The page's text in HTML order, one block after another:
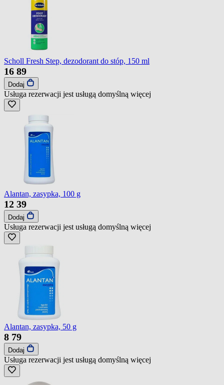
Scholl Fresh Step, dezodorant do stóp, 150 ml
16 89
Dodaj
Usługa rezerwacji jest usługą domyślną więcej
Alantan, zasypka, 100 g
12 39
Dodaj
Usługa rezerwacji jest usługą domyślną więcej
Alantan, zasypka, 50 g
8 79
Dodaj
Usługa rezerwacji jest usługą domyślną więcej